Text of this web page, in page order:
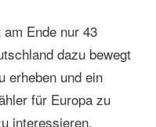
Ende nur 43
dazu bewegt
erheben und ein
für Europa zu
interessieren,
r
h
i
n